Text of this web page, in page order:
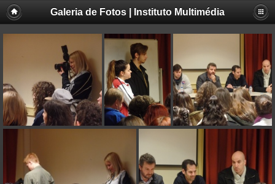
Galeria de Fotos | Instituto Multimédia